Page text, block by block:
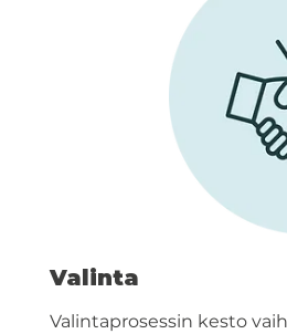
Valinta
Valintaprosessin kesto